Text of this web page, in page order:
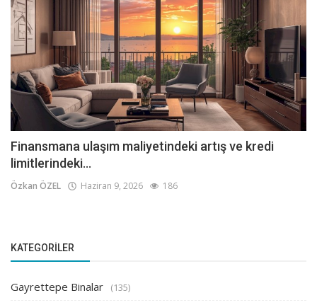
Finansmana ulaşım maliyetindeki artış ve kredi
limitlerindeki...
Özkan ÖZEL Haziran 9, 2026 186
KATEGORILER
Gayrettepe Binalar (135)